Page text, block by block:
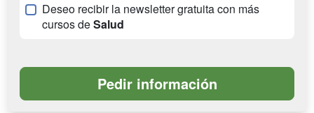
Deseo recibir la newsletter gratuita con más
cursos deSalud